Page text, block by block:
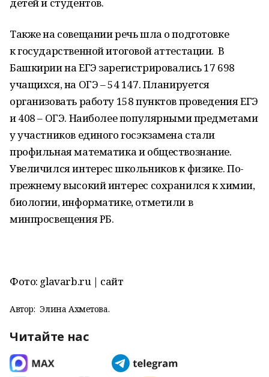
Также на совещании речь шла о подготовке
к государственной итоговой аттестации. В
Башкирии на ЕГЭ зарегистрировались 17 698
учащихся, на ОГЭ – 54 147. Планируется
организовать работу 158 пунктов проведения ЕГЭ
и 408 – ОГЭ. Наиболее популярными предметами
у участников единого госэкзамена стали
профильная математика и обществознание.
Увеличился интерес школьников к физике. По-
прежнему высокий интерес сохранился к химии,
биологии, информатике, отметили в
минпросвещения РБ.
Фото: glavarb.ru | сайт
Автор: Элина Ахметова.
Читайте нас